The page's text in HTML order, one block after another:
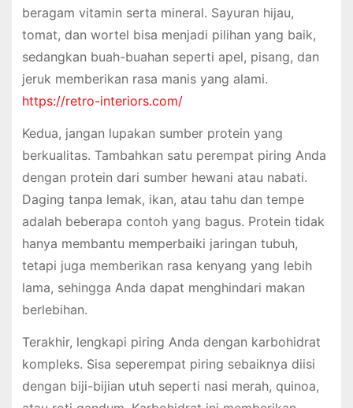
beragam vitamin serta mineral. Sayuran hijau,
tomat, dan wortel bisa menjadi pilihan yang baik,
sedangkan buah-buahan seperti apel, pisang, dan
jeruk memberikan rasa manis yang alami.
https://retro-interiors.com/
Kedua, jangan lupakan sumber protein yang
berkualitas. Tambahkan satu perempat piring Anda
dengan protein dari sumber hewani atau nabati.
Daging tanpa lemak, ikan, atau tahu dan tempe
adalah beberapa contoh yang bagus. Protein tidak
hanya membantu memperbaiki jaringan tubuh,
tetapi juga memberikan rasa kenyang yang lebih
lama, sehingga Anda dapat menghindari makan
berlebihan.
Terakhir, lengkapi piring Anda dengan karbohidrat
kompleks. Sisa seperempat piring sebaiknya diisi
dengan biji-bijian utuh seperti nasi merah, quinoa,